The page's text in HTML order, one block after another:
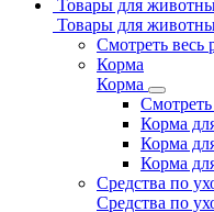
Товары для
Товары для
Смотреть весь
Корма
Корма
Смотреть
Корма
Корма
Корма
Средства по
Средства по